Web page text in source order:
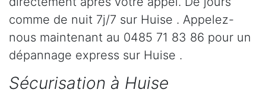
comme de nuit 7j/7 sur Huise . Appelez-
nous maintenant au 0485 71 83 86 pour un
dépannage express sur Huise .
Sécurisation à Huise